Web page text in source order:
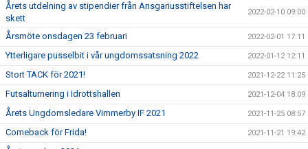
Årets utdelning av stipendier från Ansgariusstiftelsen har
skett
2022-02-10 09:00
Årsmöte onsdagen 23 februari 2022-02-01 17:11
Ytterligare pusselbit i vår ungdomssatsning 2022 2022-01-12 12:11
Stort TACK för 2021! 2021-12-22 11:25
Futsalturnering i Idrottshallen 2021-12-04 18:09
Årets Ungdomsledare Vimmerby IF 2021 2021-11-25 08:57
Comeback för Frida! 2021-11-21 19:42